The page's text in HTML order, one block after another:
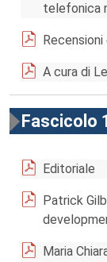
telefonica
A cura di
Fascicolo
Editoriale
Patrick
Maria